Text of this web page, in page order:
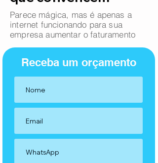
Parece mágica, mas é apenas a
internet funcionando para sua
empresa aumentar o faturamento
Receba um orçamento